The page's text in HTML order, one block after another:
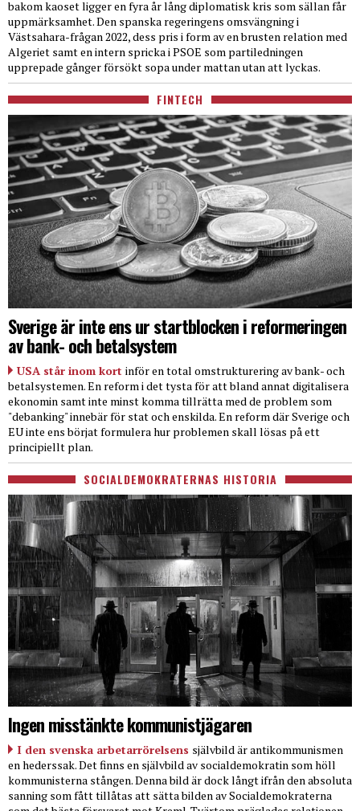
bakom kaoset ligger en fyra år lång diplomatisk kris som sällan får
uppmärksamhet. Den spanska regeringens omsvängning i
Västsahara-frågan 2022, dess pris i form av en brusten relation med
Algeriet samt en intern spricka i PSOE som partiledningen
upprepade gånger försökt sopa under mattan utan att lyckas.
FINTECH
Sverige är inte ens ur startblocken i reformeringen
av bank- och betalsystem
USA står inom kort inför en total omstrukturering av bank- och
betalsystemen. En reform i det tysta för att bland annat digitalisera
ekonomin samt inte minst komma tillrätta med de problem som
"debanking" innebär för stat och enskilda. En reform där Sverige och
EU inte ens börjat formulera hur problemen skall lösas på ett
principiellt plan.
SOCIALDEMOKRATERNAS HISTORIA
Ingen misstänkte kommunistjägaren
I den svenska arbetarrörelsens självbild är antikommunismen
en hederssak. Det finns en självbild av socialdemokratin som höll
kommunisterna stången. Denna bild är dock långt ifrån den absoluta
sanning som fått tillåtas att sätta bilden av Socialdemokraterna